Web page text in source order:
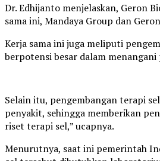
Dr. Edhijanto menjelaskan, Geron
sama ini, Mandaya Group dan
Kerja sama ini juga meliputi
berpotensi besar dalam
Selain itu, pengembangan terapi
penyakit, sehingga memberikan
riset terapi sel,” ucapnya.
Menurutnya, saat ini pemerintah